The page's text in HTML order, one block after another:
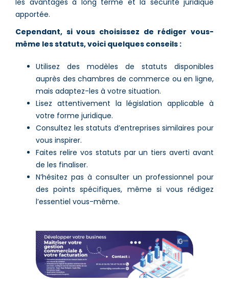
apportée.
Cependant, si vous choisissez de rédiger vous-
même les statuts, voici quelques conseils :
Utilisez des modèles de statuts disponibles
auprès des chambres de commerce ou en ligne,
mais adaptez-les à votre situation.
Lisez attentivement la législation applicable à
votre forme juridique.
Consultez les statuts d’entreprises similaires pour
vous inspirer.
Faites relire vos statuts par un tiers averti avant
de les finaliser.
N’hésitez pas à consulter un professionnel pour
des points spécifiques, même si vous rédigez
l’essentiel vous-même.